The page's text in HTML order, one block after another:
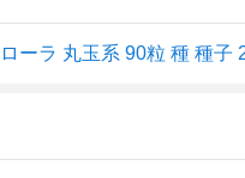
ーラ 丸玉系 90粒 種 種子